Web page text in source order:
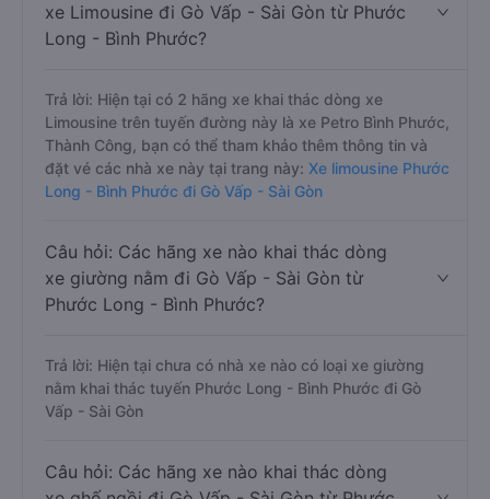
xe Limousine đi Gò Vấp - Sài Gòn từ Phước
Long - Bình Phước?
Trả lời: Hiện tại có 2 hãng xe khai thác dòng xe
Limousine trên tuyến đường này là xe Petro Bình Phước,
Thành Công, bạn có thể tham khảo thêm thông tin và
đặt vé các nhà xe này tại trang này: Xe limousine Phước
Long - Bình Phước đi Gò Vấp - Sài Gòn
Câu hỏi: Các hãng xe nào khai thác dòng
xe giường nằm đi Gò Vấp - Sài Gòn từ
Phước Long - Bình Phước?
Trả lời: Hiện tại chưa có nhà xe nào có loại xe giường
nằm khai thác tuyến Phước Long - Bình Phước đi Gò
Vấp - Sài Gòn
Câu hỏi: Các hãng xe nào khai thác dòng